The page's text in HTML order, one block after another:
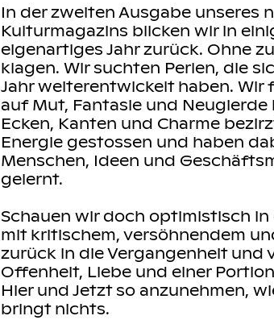
In der zweiten Ausgabe unseres
Kulturmagazins blicken wir in
eigenartiges Jahr zurück. Ohne
klagen. Wir suchten Perlen, die
Jahr weiterentwickelt haben. Wir
auf Mut, Fantasie und
Ecken, Kanten und Charme
Energie gestossen und haben
Menschen, Ideen und
gelernt.
Schauen wir doch optimistisch
mit kritischem, versöhnendem
zurück in die Vergangenheit und
Offenheit, Liebe und einer
Hier und Jetzt so anzunehmen,
bringt nichts.